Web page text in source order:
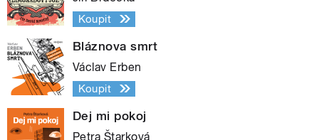
Koupit
Bláznova smrt
Václav Erben
Koupit
Dej mi pokoj
Petra Štarková